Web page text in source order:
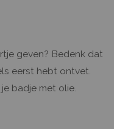
geven? Bedenk dat
eerst hebt ontvet.
badje met olie.